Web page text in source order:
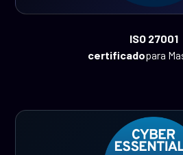
ISO 27001
‍certificadopara